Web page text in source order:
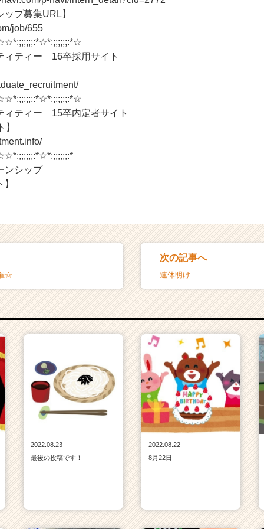
プ募集URL】
job/655
ィティー 16卒採用サイト
ィティー 15卒内定者サイト
ンシップ
☆
次の記事へ
連休明け
2022.08.23
最後の投稿です！
2022.08.22
8月22日